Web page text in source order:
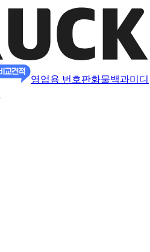
영업용 번호판화물백과미디